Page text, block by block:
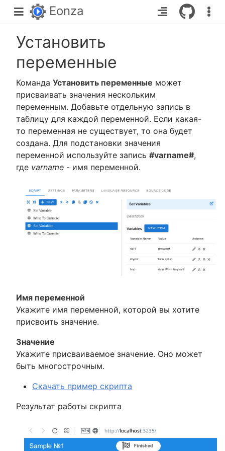
Eonza
Установить
переменные
Команда Установить переменные может
присваивать значения нескольким
переменным. Добавьте отдельную запись в
таблицу для каждой переменной. Если какая-
то переменная не существует, то она будет
создана. Для подстановки значения
переменной используйте запись #varname#,
где varname - имя переменной.
Имя переменной
Укажите имя переменной, которой вы хотите
присвоить значение.
Значение
Укажите присваиваемое значение. Оно может
быть многострочным.
Скачать пример скрипта
Результат работы скрипта